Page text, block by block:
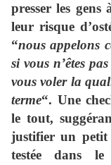
presser les
leur risque
“nous appelons
si vous n’êtes
vous voler la
terme“. Une
le tout,
justifier un petit
testée dans